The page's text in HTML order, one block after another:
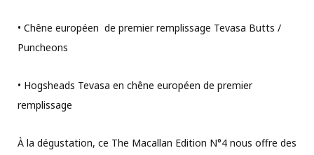
• Chêne européen de premier remplissage Tevasa Butts /
Puncheons
• Hogsheads Tevasa en chêne européen de premier
remplissage
À la dégustation, ce The Macallan Edition N°4 nous offre des